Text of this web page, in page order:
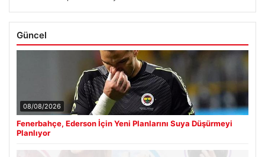
Güncel
08/08/2026
Fenerbahçe, Ederson İçin Yeni Planlarını Suya Düşürmeyi
Planlıyor